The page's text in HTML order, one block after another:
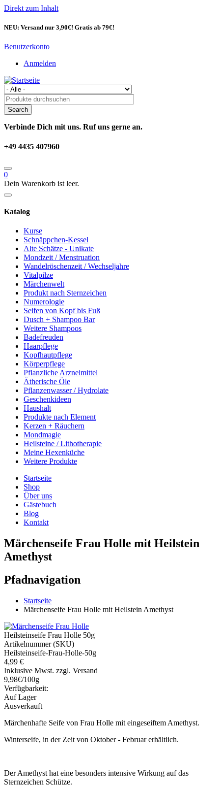
Direkt zum Inhalt
NEU: Versand nur 3,90€! Gratis ab 79€!
Benutzerkonto
Anmelden
Verbinde Dich mit uns. Ruf uns gerne an.
+49 4435 407960
0
Dein Warenkorb ist leer.
Katalog
Kurse
Schnäppchen-Kessel
Alte Schätze - Unikate
Mondzeit / Menstruation
Wandelröschenzeit / Wechseljahre
Vitalpilze
Märchenwelt
Produkt nach Sternzeichen
Numerologie
Seifen von Kopf bis Fuß
Dusch + Shampoo Bar
Weitere Shampoos
Badefreuden
Haarpflege
Kopfhautpflege
Körperpflege
Pflanzliche Arzneimittel
Ätherische Öle
Pflanzenwasser / Hydrolate
Geschenkideen
Haushalt
Produkte nach Element
Kerzen + Räuchern
Mondmagie
Heilsteine / Lithotherapie
Meine Hexenküche
Weitere Produkte
Startseite
Shop
Über uns
Gästebuch
Blog
Kontakt
Märchenseife Frau Holle mit Heilstein
Amethyst
Pfadnavigation
Startseite
Märchenseife Frau Holle mit Heilstein Amethyst
Heilsteinseife Frau Holle 50g
Artikelnummer (SKU)
Heilsteinseife-Frau-Holle-50g
4,99 €
Inklusive Mwst. zzgl. Versand
9,98€/100g
Verfügbarkeit:
Auf Lager
Ausverkauft
Märchenhafte Seife von Frau Holle mit eingeseiftem Amethyst.
Winterseife, in der Zeit von Oktober - Februar erhältlich.
Der Amethyst hat eine besonders intensive Wirkung auf das
Sternzeichen Schütze.